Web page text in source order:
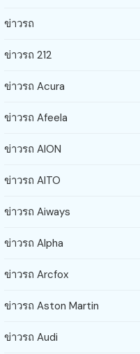
ข่าวรถ
ข่าวรถ 212
ข่าวรถ Acura
ข่าวรถ Afeela
ข่าวรถ AION
ข่าวรถ AITO
ข่าวรถ Aiways
ข่าวรถ Alpha
ข่าวรถ Arcfox
ข่าวรถ Aston Martin
ข่าวรถ Audi